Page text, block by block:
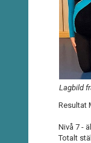
Lagbild
Resultat
Nivå 7 -
Totalt